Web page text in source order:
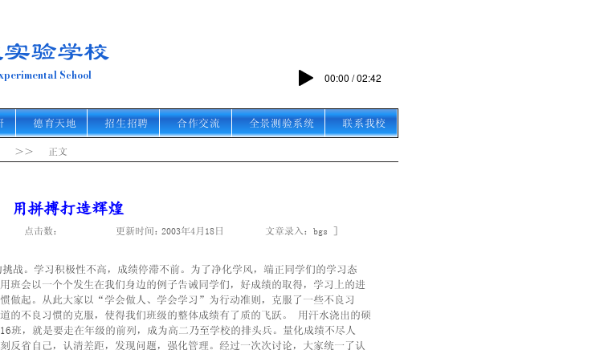
验学校
School 00:00 / 02:42
德育天地 招生招聘 合作交流 全景测验系统 联系我校
＞＞ 正文
用拼搏打造辉煌
击数： 更新时间： 文章录入：bgs ］
2003年4月18日
。学习积极性不高，成绩停滞不前。为了净化学风，端正同学们的学习态
班会以一个个发生在我们身边的例子告诫同学们，好成绩的取得，学习上的进
做起。从此大家以“学会做人、学会学习”为行动准则，克服了一些不良习
的不良习惯的克服，使得我们班级的整体成绩有了质的飞跃。 用汗水浇出的硕
班，就是要走在年级的前列，成为高二乃至学校的排头兵。量化成绩不尽人
反省自己，认清差距，发现问题，强化管理。经过一次次讨论，大家统一了认